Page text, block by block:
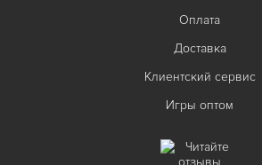
Оплата
Доставка
Клиентский сервис
Игры оптом